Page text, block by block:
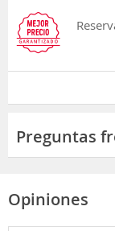
Preguntas
Opiniones